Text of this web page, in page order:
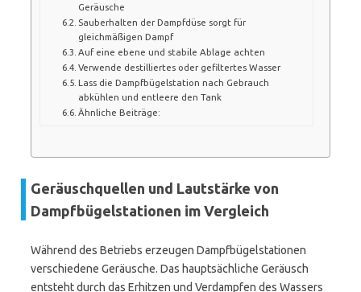
Geräusche
Sauberhalten der Dampfdüse sorgt für
gleichmäßigen Dampf
Auf eine ebene und stabile Ablage achten
Verwende destilliertes oder gefiltertes Wasser
Lass die Dampfbügelstation nach Gebrauch
abkühlen und entleere den Tank
Ähnliche Beiträge:
Geräuschquellen und Lautstärke von
Dampfbügelstationen im Vergleich
Während des Betriebs erzeugen Dampfbügelstationen
verschiedene Geräusche. Das hauptsächliche Geräusch
entsteht durch das Erhitzen und Verdampfen des Wassers